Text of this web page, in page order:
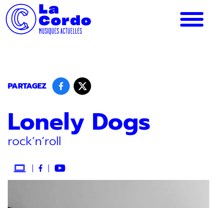
Panneau de gestion des cookies
PARTAGEZ
Lonely Dogs
rock’n’roll